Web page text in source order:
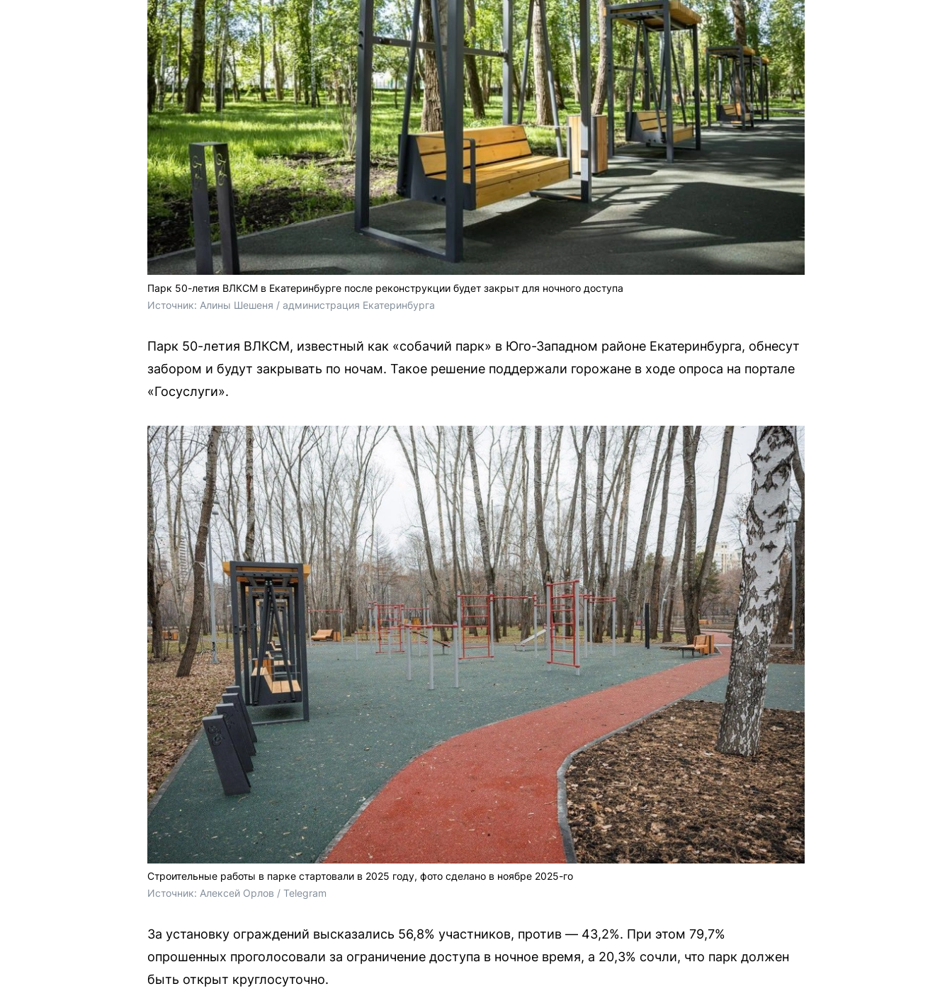
Парк 50-летия ВЛКСМ в Екатеринбурге после реконструкции будет закрыт для ночного доступа
Источник: Алины Шешеня / администрация Екатеринбурга
Парк 50-летия ВЛКСМ, известный как «собачий парк» в Юго-Западном районе Екатеринбурга, обнесут
забором и будут закрывать по ночам. Такое решение поддержали горожане в ходе опроса на портале
«Госуслуги».
Строительные работы в парке стартовали в 2025 году, фото сделано в ноябре 2025-го
Источник: Алексей Орлов / Telegram
За установку ограждений высказались 56,8% участников, против — 43,2%. При этом 79,7%
опрошенных проголосовали за ограничение доступа в ночное время, а 20,3% сочли, что парк должен
быть открыт круглосуточно.